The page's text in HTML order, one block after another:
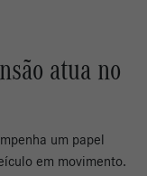
atua no
um papel
em movimento.